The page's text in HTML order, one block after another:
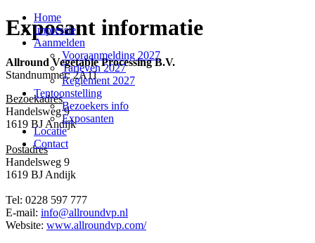
Home
Impressie
Aanmelden
Vooraanmelding 2027
Tarieven 2027
Reglement 2027
Tentoonstelling
Bezoekers info
Exposanten
Locatie
Contact
Exposant informatie
Allround Vegetable Processing B.V.
Standnummer: 2A11
Bezoekadres
Handelsweg 9
1619 BJ Andijk
Postadres
Handelsweg 9
1619 BJ Andijk
Tel: 0228 597 777
E-mail: info@allroundvp.nl
Website: www.allroundvp.com/